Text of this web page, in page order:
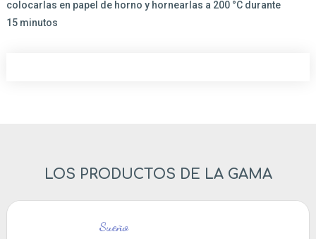
colocarlas en papel de horno y hornearlas a 200 °C durante
15 minutos
LOS PRODUCTOS DE LA GAMA
Sueño